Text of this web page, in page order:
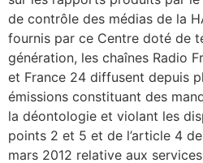
de contrôle des médias de la
fournis par ce Centre doté de
génération, les chaînes Radio
et France 24 diffusent depuis
émissions constituant des
la déontologie et violant les
points 2 et 5 et de l’article 4
mars 2012 relative aux